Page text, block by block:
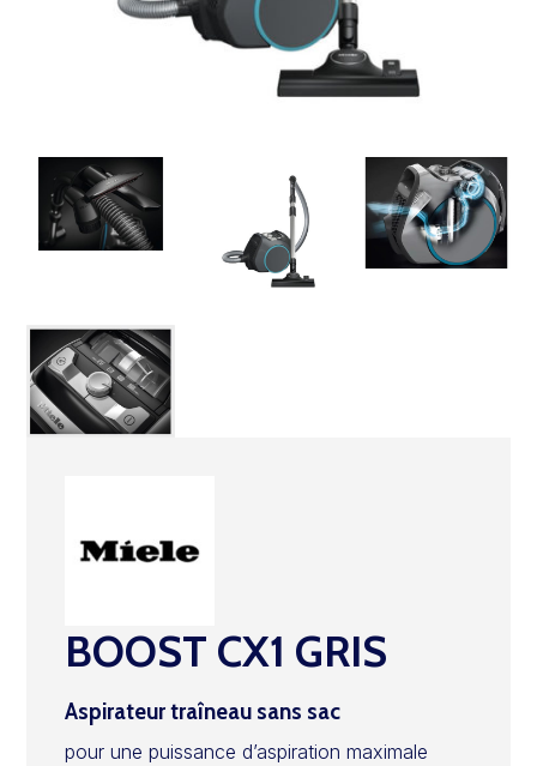
BOOST CX1 GRIS
Aspirateur traîneau sans sac
pour une puissance d’aspiration maximale